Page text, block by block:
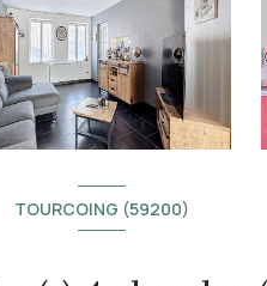
TOURCOING (59200)